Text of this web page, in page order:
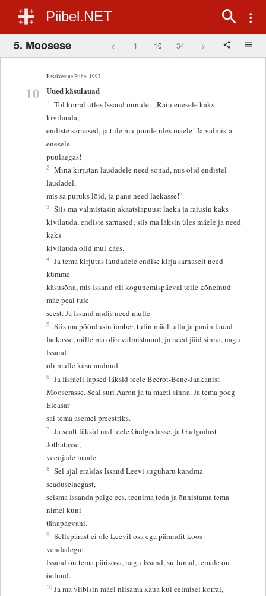
Piibel.NET
5. Moosese < 1 10 34 >
Eestikeelne Piibel 1997
10 Uued käsulauad
1
Tol korral ütles Issand minule: „Raiu enesele kaks
kivilauda,
endiste sarnased, ja tule mu juurde üles mäele! Ja valmista
enesele
puulaegas!
2 Mina kirjutan laudadele need sõnad, mis olid endistel
laudadel,
mis sa puruks lõid, ja pane need laekasse!”
3 Siis ma valmistasin akaatsiapuust laeka ja raiusin kaks
kivilauda, endiste sarnased; siis ma läksin üles mäele ja need
kaks
kivilauda olid mul käes.
4 Ja tema kirjutas laudadele endise kirja sarnaselt need
kümme
käsusõna, mis Issand oli kogunemispäeval teile kõnelnud
mäe peal tule
seest. Ja Issand andis need mulle.
5 Siis ma pöördusin ümber, tulin mäelt alla ja panin lauad
laekasse, mille ma olin valmistanud, ja need jäid sinna, nagu
Issand
oli mulle käsu andnud.
6 Ja Iisraeli lapsed läksid teele Beerot-Bene-Jaakanist
Mooserasse. Seal suri Aaron ja ta maeti sinna. Ja tema poeg
Eleasar
sai tema asemel preestriks.
7 Ja sealt läksid nad teele Gudgodasse, ja Gudgodast
Jotbatasse,
veeojade maale.
8 Sel ajal eraldas Issand Leevi suguharu kandma
seaduselaegast,
seisma Issanda palge ees, teenima teda ja õnnistama tema
nimel kuni
tänapäevani.
9 Sellepärast ei ole Leevil osa ega pärandit koos
vendadega;
Issand on tema pärisosa, nagu Issand, su Jumal, temale on
öelnud.
10 Ja ma viibisin mäel niisama kaua kui eelmisel korral,